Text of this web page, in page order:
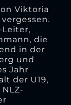
Viktoria
die
in der
und
Jahr
der U19,